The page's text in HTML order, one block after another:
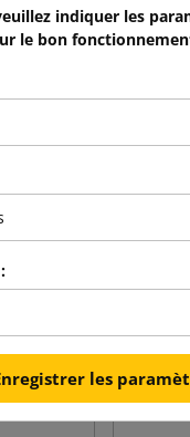
BC
indiquer les
le bon
les